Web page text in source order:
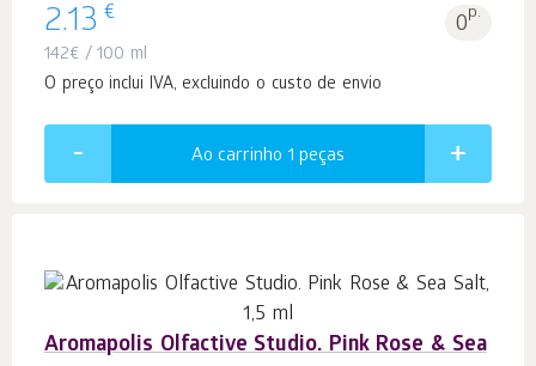
2.13 € 0p.
142€ / 100 ml
O preço inclui IVA, excluindo o custo de envio
Ao carrinho 1 peças
Aromapolis Olfactive Studio. Pink Rose & Sea